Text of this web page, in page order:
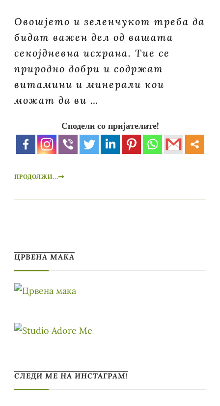
Овошјето и зеленчукот треба да
бидат важен дел од вашата
секојдневна исхрана. Тие се
природно добри и содржат
витамини и минерали кои
можат да ви …
Сподели со пријателите!
ПРОДОЛЖИ...
ЦРВЕНА МАКА
СЛЕДИ МЕ НА ИНСТАГРАМ!